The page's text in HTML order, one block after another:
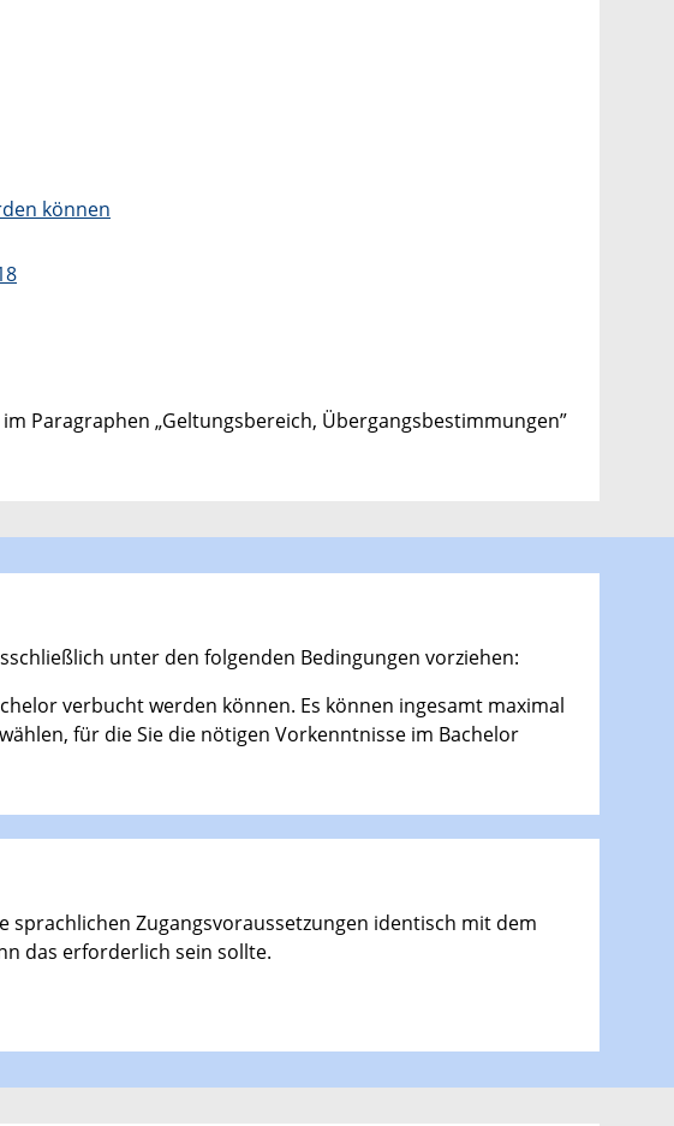
können
Paragraphen „Geltungsbereich, Übergangsbestimmungen”
unter den folgenden Bedingungen vorziehen:
verbucht werden können. Es können ingesamt maximal
für die Sie die nötigen Vorkenntnisse im Bachelor
sprachlichen Zugangsvoraussetzungen identisch mit dem
das erforderlich sein sollte.